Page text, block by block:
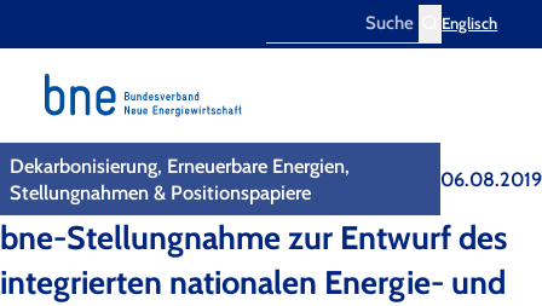
Englisch
Dekarbonisierung, Erneuerbare Energien,
Stellungnahmen & Positionspapiere
06.08.2019
bne-Stellungnahme zur Entwurf des
integrierten nationalen Energie- und